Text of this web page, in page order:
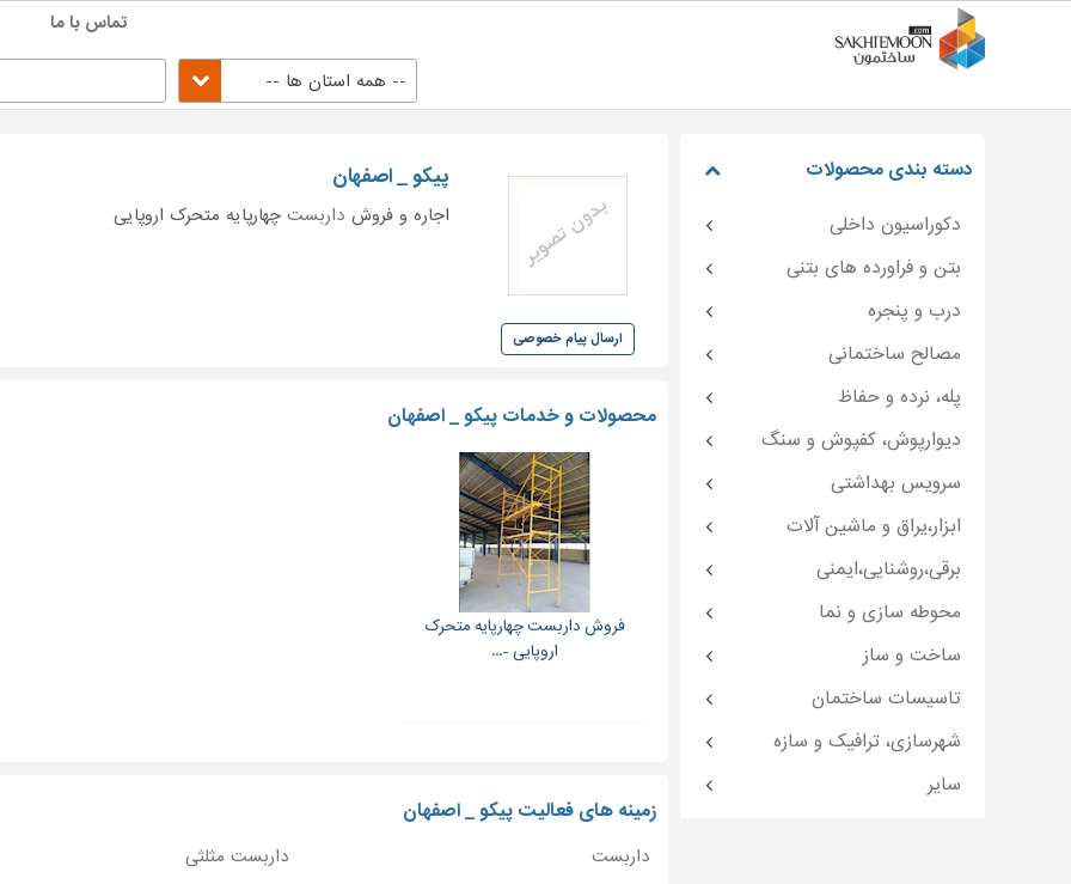
تماس با ما
-- همه استان ها --
ارسال پیام خصوصی
پیکو _ اصفهان
اجاره و فروش داربست چهارپایه متحرک اروپایی
محصولات و خدمات پیکو _ اصفهان
فروش داربست چهارپایه متحرک
اروپایی -...
زمینه های فعالیت پیکو _ اصفهان
داربست داربست مثلثی
دسته بندی محصولات
دکوراسیون داخلی
بتن و فراورده های بتنی
درب و پنجره
مصالح ساختمانی
پله، نرده و حفاظ
دیوارپوش، کفپوش و سنگ
سرویس بهداشتی
ابزار،یراق و ماشین آلات
برقی،روشنایی،ایمنی
محوطه سازی و نما
ساخت و ساز
تاسیسات ساختمان
شهرسازی، ترافیک و سازه
سایر